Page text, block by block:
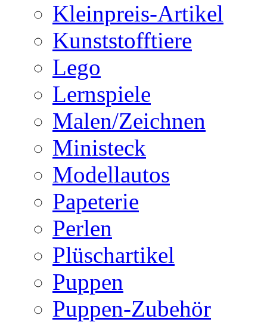
Kleinpreis-Artikel
Kunststofftiere
Lego
Lernspiele
Malen/Zeichnen
Ministeck
Modellautos
Papeterie
Perlen
Plüschartikel
Puppen
Puppen-Zubehör